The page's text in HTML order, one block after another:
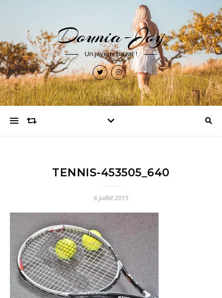
Dounia-Joy
Un joyeux bazar !
TENNIS-453505_640
6 juillet 2015